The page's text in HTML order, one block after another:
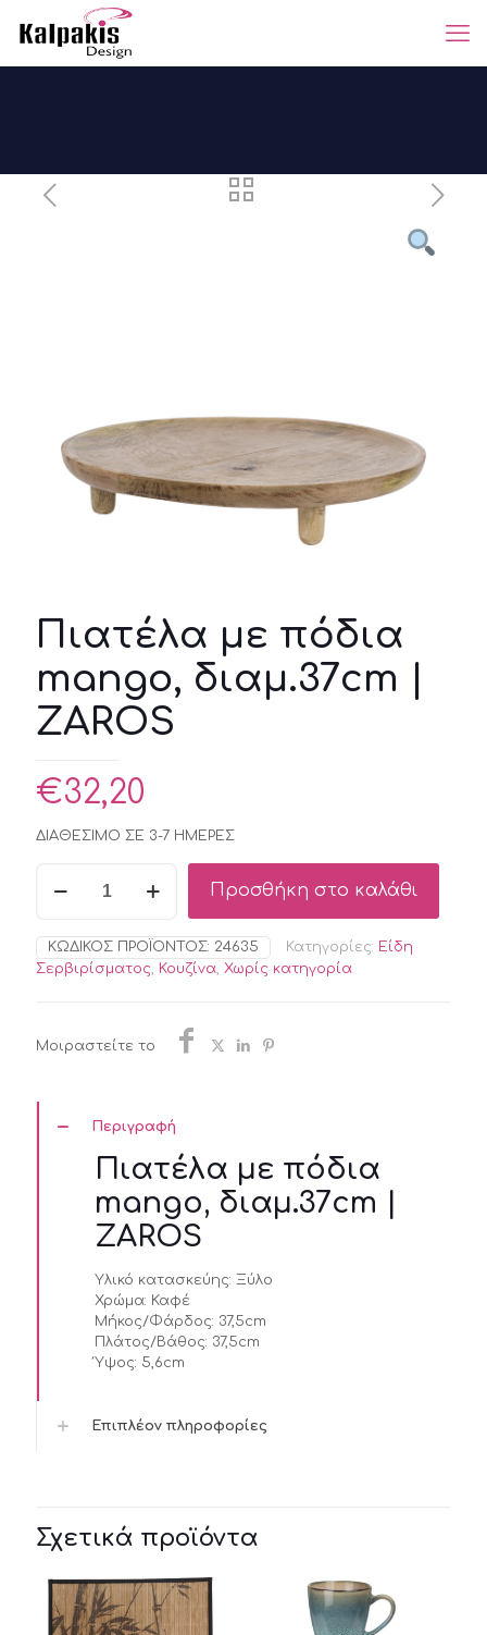
Πιατέλα με πόδια
mango, διαμ.37cm |
ZAROS
€32,20
ΔΙΑΘΕΣΙΜΟ ΣΕ 3-7 ΗΜΕΡΕΣ
mango,
διαμ.37cm
|
Προσθήκη στο καλάθι
ΚΩΔΙΚΌΣ ΠΡΟΪΌΝΤΟΣ: 24635 Κατηγορίες: Είδη
Σερβιρίσματος
Κουζίνα Χωρίς κατηγορία
Μοιραστείτε το
Περιγραφή
Πιατέλα με πόδια
mango, διαμ.37cm |
ZAROS
Υλικό κατασκεύης:Ξύλο
Χρώμα: Καφέ
Μήκος/Φάρδος: 37,5cm
Πλάτος/Βάθος: 37,5cm
Ύψος: 5,6cm
Επιπλέον πληροφορίες
Σχετικά προϊόντα